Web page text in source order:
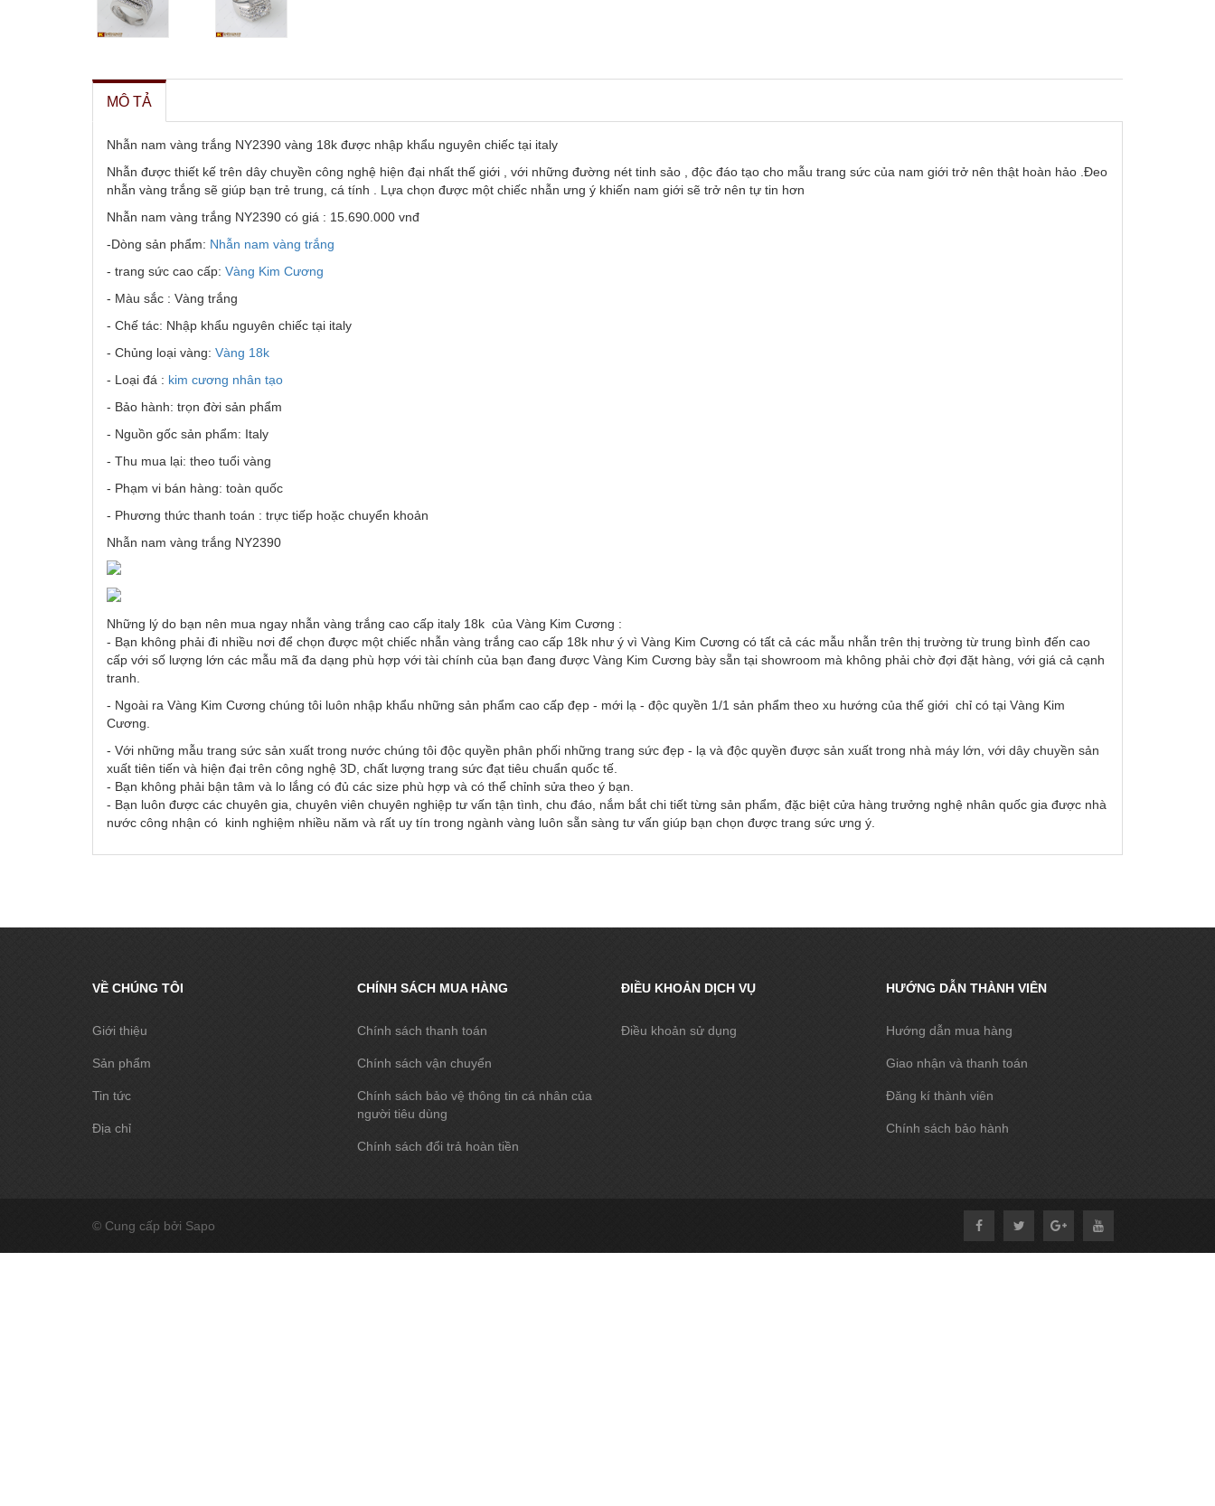
MÔ TẢ
Nhẫn nam vàng trắng NY2390 vàng 18k được nhập khẩu nguyên chiếc tại italy
Nhẫn được thiết kế trên dây chuyền công nghệ hiện đại nhất thế giới , với những đường nét tinh sảo , độc đáo tạo cho mẫu trang sức của nam giới trở nên thật hoàn hảo .Đeo
nhẫn vàng trắng sẽ giúp bạn trẻ trung, cá tính . Lựa chọn được một chiếc nhẫn ưng ý khiến nam giới sẽ trở nên tự tin hơn
Nhẫn nam vàng trắng NY2390 có giá : 15.690.000 vnđ
-Dòng sản phẩm: Nhẫn nam vàng trắng
- trang sức cao cấp: Vàng Kim Cương
- Màu sắc : Vàng trắng
- Chế tác: Nhập khẩu nguyên chiếc tại italy
- Chủng loại vàng: Vàng 18k
- Loại đá : kim cương nhân tạo
- Bảo hành: trọn đời sản phẩm
- Nguồn gốc sản phẩm: Italy
- Thu mua lại: theo tuổi vàng
- Phạm vi bán hàng: toàn quốc
- Phương thức thanh toán : trực tiếp hoặc chuyển khoản
Nhẫn nam vàng trắng NY2390
Những lý do bạn nên mua ngay nhẫn vàng trắng cao cấp italy 18k của Vàng Kim Cương :
- Bạn không phải đi nhiều nơi để chọn được một chiếc nhẫn vàng trắng cao cấp 18k như ý vì Vàng Kim Cương có tất cả các mẫu nhẫn trên thị trường từ trung bình đến cao
cấp với số lượng lớn các mẫu mã đa dạng phù hợp với tài chính của bạn đang được Vàng Kim Cương bày sẵn tại showroom mà không phải chờ đợi đặt hàng, với giá cả cạnh
tranh.
- Ngoài ra Vàng Kim Cương chúng tôi luôn nhập khẩu những sản phẩm cao cấp đẹp - mới lạ - độc quyền 1/1 sản phẩm theo xu hướng của thế giới chỉ có tại Vàng Kim
Cương.
- Với những mẫu trang sức sản xuất trong nước chúng tôi độc quyền phân phối những trang sức đẹp - lạ và độc quyền được sản xuất trong nhà máy lớn, với dây chuyền sản
xuất tiên tiến và hiện đại trên công nghệ 3D, chất lượng trang sức đạt tiêu chuẩn quốc tế.
- Bạn không phải bận tâm và lo lắng có đủ các size phù hợp và có thể chỉnh sửa theo ý bạn.
- Bạn luôn được các chuyên gia, chuyên viên chuyên nghiệp tư vấn tận tình, chu đáo, nắm bắt chi tiết từng sản phẩm, đặc biệt cửa hàng trưởng nghệ nhân quốc gia được nhà
nước công nhận có kinh nghiệm nhiều năm và rất uy tín trong ngành vàng luôn sẵn sàng tư vấn giúp bạn chọn được trang sức ưng ý.
VỀ CHÚNG TÔI
Giới thiệu
Sản phẩm
Tin tức
Địa chỉ
CHÍNH SÁCH MUA HÀNG
Chính sách thanh toán
Chính sách vận chuyển
Chính sách bảo vệ thông tin cá nhân của
người tiêu dùng
Chính sách đổi trả hoàn tiền
ĐIỀU KHOẢN DỊCH VỤ
Điều khoản sử dụng
HƯỚNG DẪN THÀNH VIÊN
Hướng dẫn mua hàng
Giao nhận và thanh toán
Đăng kí thành viên
Chính sách bảo hành
© Cung cấp bởi Sapo